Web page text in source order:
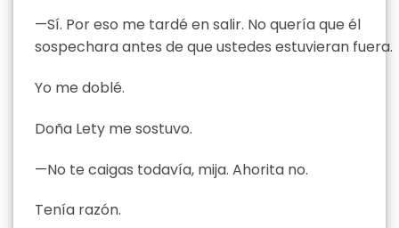
—Sí. Por eso me tardé en salir. No quería que él
sospechara antes de que ustedes estuvieran fuera.
Yo me doblé.
Doña Lety me sostuvo.
—No te caigas todavía, mija. Ahorita no.
Tenía razón.